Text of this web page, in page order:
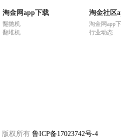
淘金网app下载
翻抛机
翻堆机
淘金社区
淘金网app
行业动态
版权所有 鲁ICP备17023742号-4